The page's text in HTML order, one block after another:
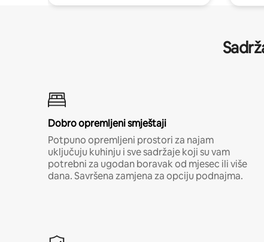
Dobro opremljeni smještaji
Potpuno opremljeni prostori za najam
uključuju kuhinju i sve sadržaje koji su vam
potrebni za ugodan boravak od mjesec ili više
dana. Savršena zamjena za opciju podnajma.